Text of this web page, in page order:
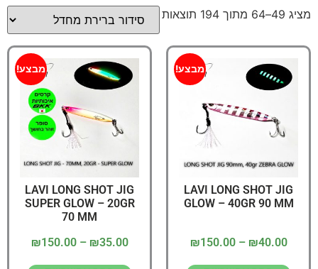
מציג 49–64 מתוך 194 תוצאות
מבצע!
LAVI LONG SHOT JIG
GLOW – 40GR 90 MM
₪40.00
–
₪150.00
מבצע!
LAVI LONG SHOT JIG
SUPER GLOW – 20GR
70 MM
₪35.00
–
₪150.00